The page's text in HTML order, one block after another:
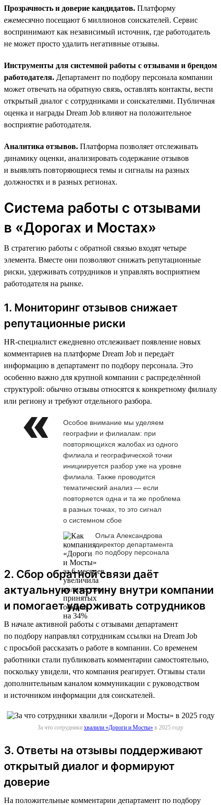
Прозрачность и доверие кандидатов. Платформу
ежемесячно посещают 6 миллионов соискателей. Сервис
воспринимают как независимый источник, где работодатель
не может просто удалить негативные отзывы.
Инструменты для системной работы с отзывами и брендом
работодателя. Департамент по подбору персонала компании
может отвечать на обратную связь, оставлять контакты, вести
открытый диалог с сотрудниками и соискателями. Публичная
оценка и награды Dream Job влияют на положительное
восприятие работодателя.
Аналитика отзывов. Платформа позволяет отслеживать
динамику оценки, анализировать содержание отзывов
и выявлять повторяющиеся темы и сигналы на разных
должностях и в разных регионах.
Система работы с отзывами
в «Дорогах и Мостах»
В стратегию работы с обратной связью входят четыре
элемента. Вместе они позволяют снижать репутационные
риски, удерживать сотрудников и управлять восприятием
работодателя на рынке.
1. Мониторинг отзывов снижает
репутационные риски
HR-специалист ежедневно отслеживает появление новых
комментариев на платформе Dream Job и передаёт
информацию в департамент по подбору персонала. Это
особенно важно для крупной компании с распределённой
структурой: обычно отзывы относятся к конкретному филиалу
или региону и требуют отдельного разбора.
Особое внимание мы уделяем
географии и филиалам: при
повторяющихся жалобах из одного
филиала и географической точки
инициируется разбор уже на уровне
филиала. Также проводится
тематический анализ — если
повторяется одна и та же проблема
в разных точках, то это сигнал
о системном сбое
Ольга Александрова
директор департамента
по подбору персонала
2. Сбор обратной связи даёт
актуальную картину внутри компании
и помогает удерживать сотрудников
В начале активной работы с отзывами департамент
по подбору направлял сотрудникам ссылки на Dream Job
с просьбой рассказать о работе в компании. Со временем
работники стали публиковать комментарии самостоятельно,
поскольку увидели, что компания реагирует. Отзывы стали
дополнительным каналом коммуникации с руководством
и источником информации для соискателей.
За что сотрудники хвалили «Дороги и Мосты» в 2025 году
3. Ответы на отзывы поддерживают
открытый диалог и формируют
доверие
На положительные комментарии департамент по подбору